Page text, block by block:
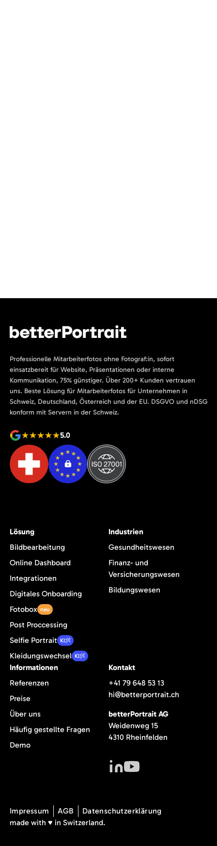
Professionelle Mitarbeiterfotos ohne Fotograf:in, sofort
einsatzbereit für Website, Präsentationen oder interne
Kommunikation, 75% günstiger. Über 200+ Kunden vertrauen
uns. Beste Lösung für Mitarbeiterfotos für Unternehmen in
Schweiz, Deutschland, Österreich und der EU. DSGVO und nDSG
konform mit Servern in der Schweiz.
5.0
Lösung
Bildbearbeitung
Online Dashboard
Integrationen
Digitales Onboarding
Fotobox neu
Post Proccessing
Selfie Portrait KI
Kleidungswechsel KI
Industrien
Gesundheitswesen
Finanz- und
Versicherungswesen
Bildungswesen
Informationen
Referenzen
Preise
Über uns
Häufig gestellte Fragen
Demo
Kontakt
+41 79 648 53 13
hi@betterportrait.ch
betterPortrait AG
Weidenweg 15
4310 Rheinfelden
made with ♥️ in Switzerland.
Impressum AGB Datenschutzerklärung